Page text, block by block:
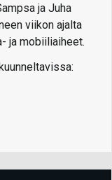
ja Juha
viikon ajalta
ja mobiiliaiheet.